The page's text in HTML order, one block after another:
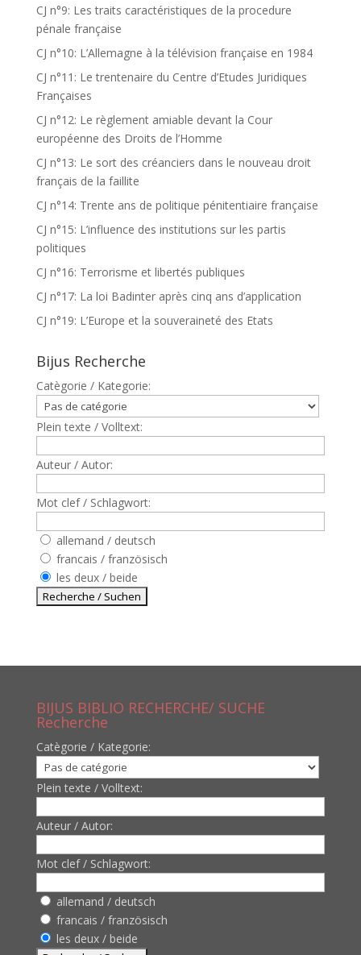
CJ n°9: Les traits caractéristiques de la procedure
pénale française
CJ n°10: L’Allemagne à la télévision française en 1984
CJ n°11: Le trentenaire du Centre d’Etudes Juridiques
Françaises
CJ n°12: Le règlement amiable devant la Cour
européenne des Droits de l’Homme
CJ n°13: Le sort des créanciers dans le nouveau droit
français de la faillite
CJ n°14: Trente ans de politique pénitentiaire française
CJ n°15: L’influence des institutions sur les partis
politiques
CJ n°16: Terrorisme et libertés publiques
CJ n°17: La loi Badinter après cinq ans d’application
CJ n°19: L’Europe et la souveraineté des Etats
Bijus Recherche
Catègorie / Kategorie:
Plein texte / Volltext:
Auteur / Autor:
Mot clef / Schlagwort:
allemand / deutsch
francais / französisch
les deux / beide
BIJUS BIBLIO RECHERCHE/ SUCHE
Recherche
Catègorie / Kategorie:
Plein texte / Volltext:
Auteur / Autor:
Mot clef / Schlagwort:
allemand / deutsch
francais / französisch
les deux / beide